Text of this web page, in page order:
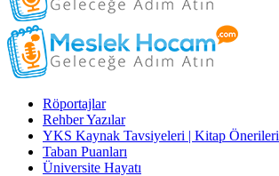
Röportajlar
Rehber Yazılar
YKS Kaynak Tavsiyeleri | Kitap Önerileri
Taban Puanları
Üniversite Hayatı